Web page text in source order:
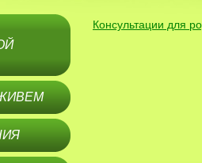
Консультации для